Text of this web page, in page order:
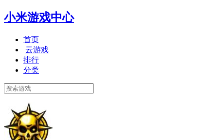
小米游戏中心
首页
云游戏
排行
分类